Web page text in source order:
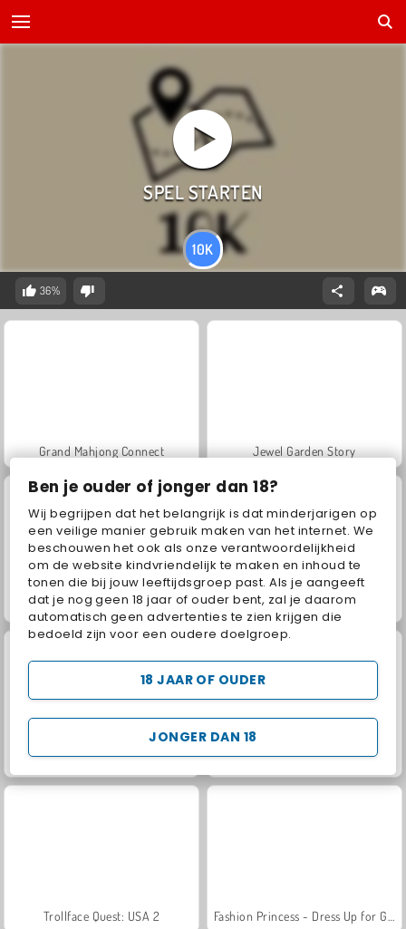
Ben je ouder of jonger dan 18?
Wij begrijpen dat het belangrijk is dat minderjarigen op
een veilige manier gebruik maken van het internet. We
beschouwen het ook als onze verantwoordelijkheid
om de website kindvriendelijk te maken en inhoud te
tonen die bij jouw leeftijdsgroep past. Als je aangeeft
dat je nog geen 18 jaar of ouder bent, zal je daarom
automatisch geen advertenties te zien krijgen die
bedoeld zijn voor een oudere doelgroep.
JONGER DAN 18
18 JAAR OF OUDER
10K
36%
Grand Mahjong Connect Jewel Garden Story
Juice Merge Scala 40
Solitaire FRVR Solitaire Social
Trollface Quest: USA 2